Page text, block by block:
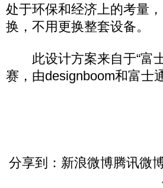
处于环保和经济上的考量
换，不用更换整套设备。
此设计方案来自于“富士
赛，由designboom和富士
分享到：新浪微博腾讯微